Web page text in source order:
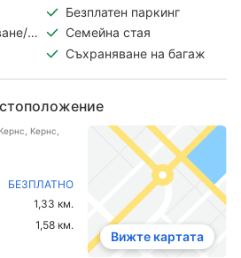
Безплатен паркинг
Семейна стая
Съхраняване на багаж
Кeрнс,
БЕЗПЛАТНО
1,33 км.
1,58 км.
Вижте картата